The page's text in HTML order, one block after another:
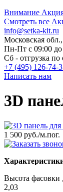
Внимание
Смотреть все
info@setka-kit.ru
Московская
Пн-Пт с 09:00 до
Сб - отгрузка
+7 (495) 126-74-
Написать нам
3D
1 500 руб./м.пог.
Высота фасовки
2,03